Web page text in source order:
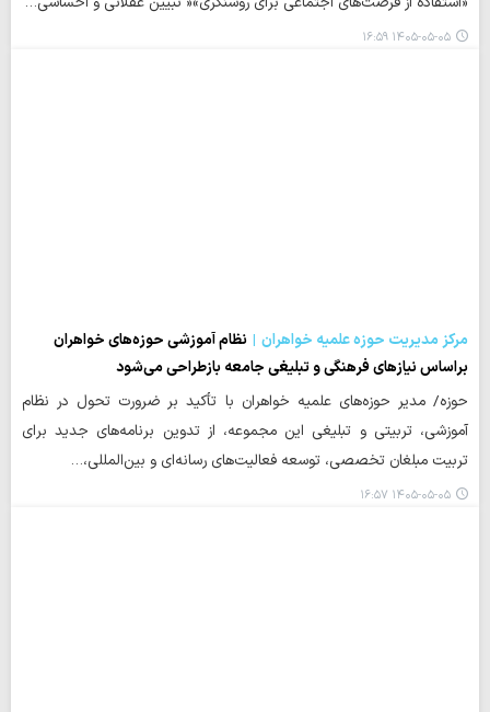
۱۴۰۵-۰۵-۰۵ ۱۶:۵۹
مرکز مدیریت حوزه علمیه خواهران
نظام آموزشی حوزه‌های خواهران
براساس نیازهای فرهنگی و تبلیغی جامعه بازطراحی می‌شود
حوزه/ مدیر حوزه‌های علمیه خواهران با تأکید بر ضرورت تحول در نظام
آموزشی، تربیتی و تبلیغی این مجموعه، از تدوین برنامه‌های جدید برای
تربیت مبلغان تخصصی، توسعه فعالیت‌های رسانه‌ای و بین‌المللی،…
۱۴۰۵-۰۵-۰۵ ۱۶:۵۷